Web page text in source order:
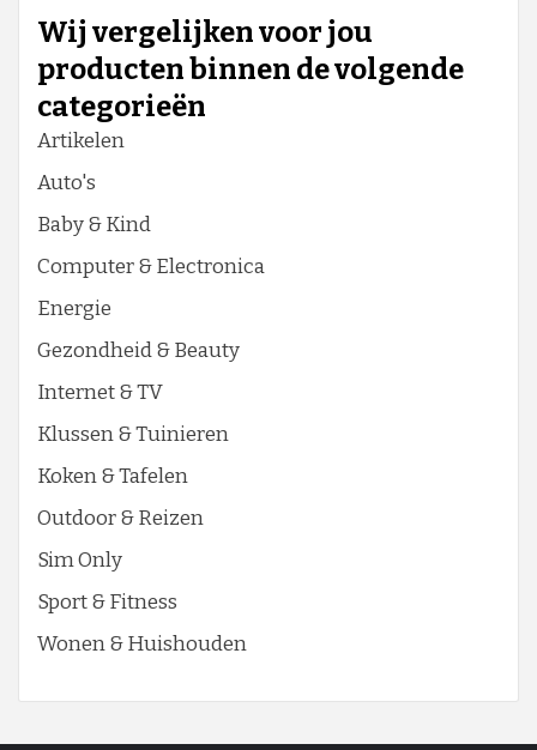
Wij vergelijken voor jou
producten binnen de volgende
categorieën
Artikelen
Auto's
Baby & Kind
Computer & Electronica
Energie
Gezondheid & Beauty
Internet & TV
Klussen & Tuinieren
Koken & Tafelen
Outdoor & Reizen
Sim Only
Sport & Fitness
Wonen & Huishouden